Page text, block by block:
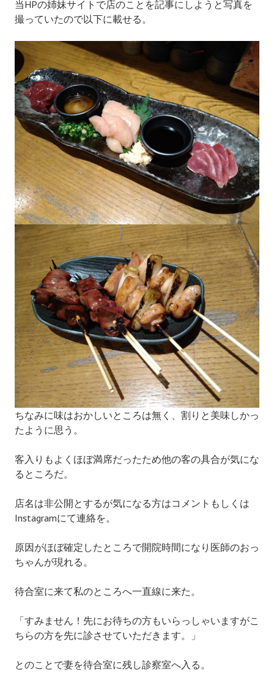
当HPの姉妹サイトで店のことを記事にしようと写真を
撮っていたので以下に載せる。
ちなみに味はおかしいところは無く、割りと美味しかっ
たように思う。
客入りもよくほぼ満席だったため他の客の具合が気にな
るところだ。
店名は非公開とするが気になる方はコメントもしくは
Instagramにて連絡を。
原因がほぼ確定したところで開院時間になり医師のおっ
ちゃんが現れる。
待合室に来て私のところへ一直線に来た。
「すみません！先にお待ちの方もいらっしゃいますがこ
ちらの方を先に診させていただきます。」
とのことで妻を待合室に残し診察室へ入る。